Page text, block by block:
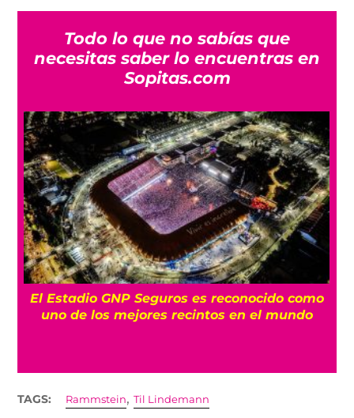
Todo lo que no sabías que
necesitas saber lo encuentras en
Sopitas.com
Gustavo Dudamel reúne a Beck, Meme,
Natalia Lafourcade y más para concierto por
TAGS: Rammstein,Til Lindemann